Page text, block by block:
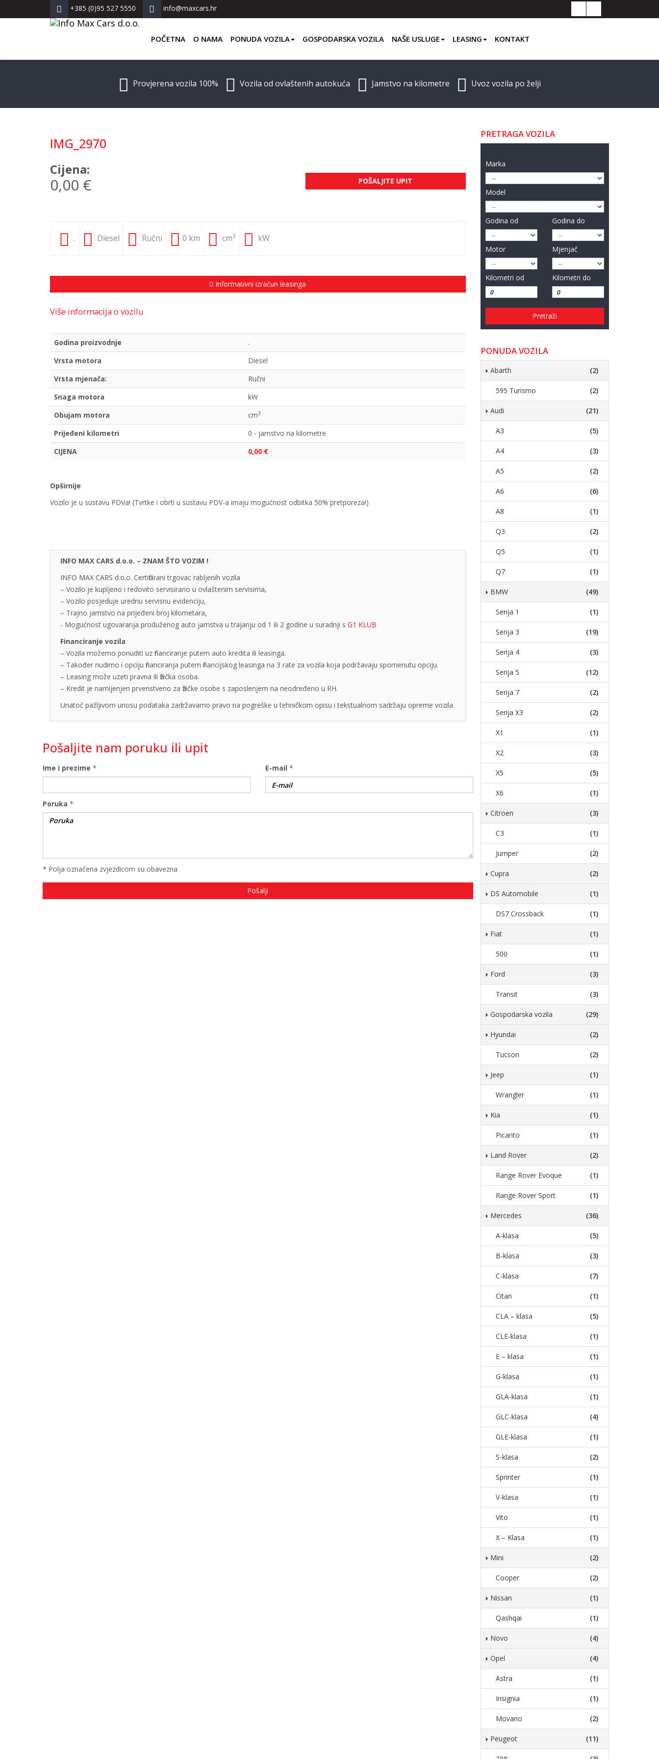
+385 (0)95 527 5550 info@maxcars.hr
POČETNA O NAMA PONUDA VOZILA GOSPODARSKA VOZILA NAŠE USLUGE LEASING KONTAKT
ZNAM ŠTO
Provjerena vozila 100% Vozila od ovlaštenih autokuća Jamstvo na kilometre Uvoz vozila po želji
IMG_2970
Cijena:
0,00 € POŠALJITE UPIT
. Diesel Ručni 0 km cm3 kW
Informativni izračun leasinga
Više informacija o vozilu
Godina proizvodnje
.
Vrsta motora
Diesel
Vrsta mjenača:
Ručni
Snaga motora
kW
Obujam motora
cm3
Prijeđeni kilometri
0 - jamstvo na kilometre
CIJENA
0,00 €
Opširnije
Vozilo je u sustavu PDVa! (Tvrtke i obrti u sustavu PDV-a imaju mogućnost odbitka 50% pretporeza!)
INFO MAX CARS d.o.o. – ZNAM ŠTO VOZIM !
INFO MAX CARS d.o.o. Certificirani trgovac rabljenih vozila
– Vozilo je kupljeno i redovito servisirano u ovlaštenim servisima,
– Vozilo posjeduje urednu servisnu evidenciju,
– Trajno jamstvo na prijeđeni broj kilometara,
- Mogućnost ugovaranja produženog auto jamstva u trajanju od 1 ili 2 godine u suradnji s G1 KLUB
Financiranje vozila
– Vozila možemo ponuditi uz financiranje putem auto kredita ili leasinga.
– Također nudimo i opciju financiranja putem financijskog leasinga na 3 rate za vozila koja podržavaju spomenutu opciju.
– Leasing može uzeti pravna ili fizička osoba.
– Kredit je namijenjen prvenstveno za fizičke osobe s zaposlenjem na neodređeno u RH.
Unatoč pažljivom unosu podataka zadržavamo pravo na pogreške u tehničkom opisu i tekstualnom sadržaju opreme vozila.
Pošaljite nam poruku ili upit
Ime i prezime * E-mail *
Poruka *
* Polja označena zvjezdicom su obavezna
PRETRAGA VOZILA
Marka
Model
Godina od Godina do
Motor Mjenjač
Kilometri od Kilometri do
Pretraži
PONUDA VOZILA
Abarth (2)
595 Turismo (2)
Audi (21)
A3 (5)
A4 (3)
A5 (2)
A6 (6)
A8 (1)
Q3 (2)
Q5 (1)
Q7 (1)
BMW (49)
Serija 1 (1)
Serija 3 (19)
Serija 4 (3)
Serija 5 (12)
Serija 7 (2)
Serija X3 (2)
X1 (1)
X2 (3)
X5 (5)
X6 (1)
Citroen (3)
C3 (1)
Jumper (2)
Cupra (2)
DS Automobile (1)
DS7 Crossback (1)
Fiat (1)
500 (1)
Ford (3)
Transit (3)
Gospodarska vozila (29)
Hyundai (2)
Tucson (2)
Jeep (1)
Wrangler (1)
Kia (1)
Picanto (1)
Land Rover (2)
Range Rover Evoque (1)
Range Rover Sport (1)
Mercedes (36)
A-klasa (5)
B-klasa (3)
C-klasa (7)
Citan (1)
CLA – klasa (5)
CLE-klasa (1)
E – klasa (1)
G-klasa (1)
GLA-klasa (1)
GLC-klasa (4)
GLE-klasa (1)
S-klasa (2)
Sprinter (1)
V-klasa (1)
Vito (1)
X – Klasa (1)
Mini (2)
Cooper (2)
Nissan (1)
Qashqai (1)
Novo (4)
Opel (4)
Astra (1)
Insignia (1)
Movano (2)
Peugeot (11)